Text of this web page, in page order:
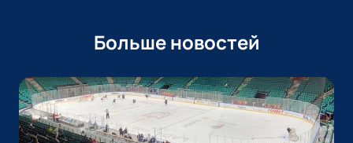
Больше новостей